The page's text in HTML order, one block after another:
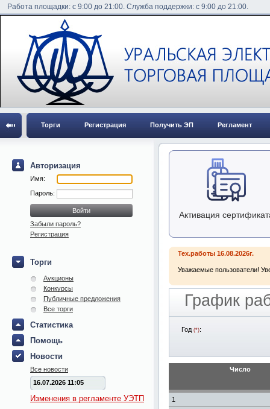
Работа площадки: с 9:00 до 21:00. Служба поддержки: с 9:00 до 21:00.
Торги Регистрация Получить ЭП Регламент
Авторизация
Имя:
Пароль:
Забыли пароль?
Регистрация
Торги
Аукционы
Конкурсы
Публичные предложения
Все торги
Статистика
Помощь
Новости
Все новости
16.07.2026 11:05
Изменения в регламенте УЭТП
Активация
Тех.работы 16.08.2026г.
Уважаемые пользователи!
График
Год(*):
Число
1